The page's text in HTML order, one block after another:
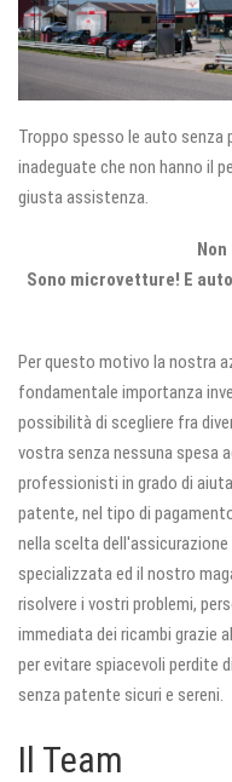
Troppo spesso le auto
inadeguate che non hanno il
giusta assistenza.
Sono microvetture! E
Per questo motivo la nostra
fondamentale importanza
possibilità di scegliere fra
vostra senza nessuna spesa
professionisti in grado di
patente, nel tipo di
nella scelta
specializzata ed il nostro
risolvere i vostri problemi,
immediata dei ricambi
per evitare spiacevoli perdite
senza patente sicuri e sereni.
Il Team